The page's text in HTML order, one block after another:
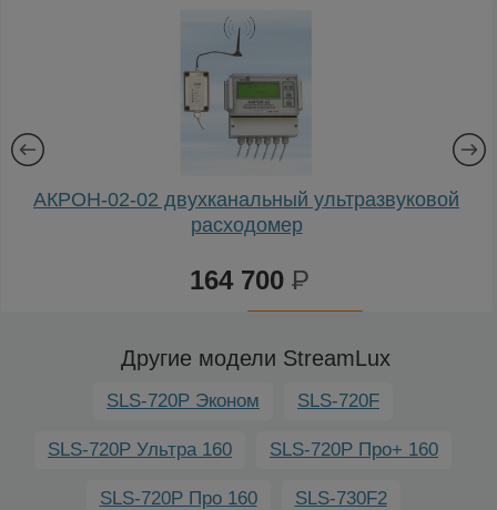
АКРОН-02-02 двухканальный ультразвуковой
расходомер
164 700Р
Другие модели StreamLux
SLS-720P Эконом SLS-720F
SLS-720P Ультра 160 SLS-720P Про+ 160
SLS-720P Про 160 SLS-730F2